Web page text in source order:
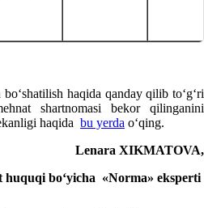
haqida qanday qilib toʻgʻri
shartnomasi bekor qilinganini
haqida bu yerda oʻqing.
Lenara XIKMATOVA,
huquqi boʻyicha «Norma» eksperti